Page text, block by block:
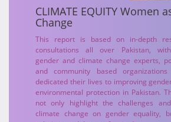
CLIMATE EQUITY Women
Change
This report is based on in-depth
consultations all over Pakistan,
gender and climate change experts,
and community based
dedicated their lives to improving
environmental protection in Pakistan.
not only highlight the challenges
climate change on gender equality,